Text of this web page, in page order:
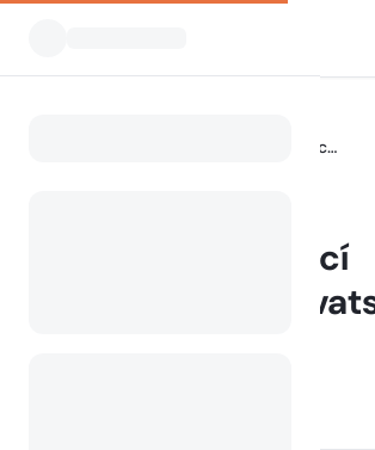
Nejlepší kempovací destinace v Chorvatsku pro rodiny
Nejlepší kempovací
destinace v